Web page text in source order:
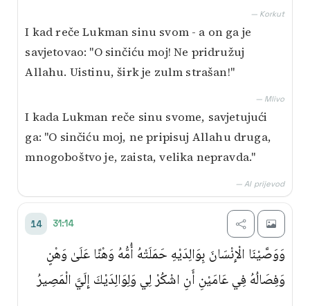
— Korkut
I kad reče Lukman sinu svom - a on ga je
savjetovao: "O sinčiću moj! Ne pridružuj
Allahu. Uistinu, širk je zulm strašan!"
— Mlivo
I kada Lukman reče sinu svome, savjetujući
ga: "O sinčiću moj, ne pripisuj Allahu druga,
mnogoboštvo je, zaista, velika nepravda."
— AI prijevod
14 31:14
وَوَصَّيْنَا الْإِنْسَانَ بِوَالِدَيْهِ حَمَلَتْهُ أُمُّهُ وَهْنًا عَلَىٰ وَهْنٍ
وَفِصَالُهُ فِي عَامَيْنِ أَنِ اشْكُرْ لِي وَلِوَالِدَيْكَ إِلَيَّ الْمَصِيرُ